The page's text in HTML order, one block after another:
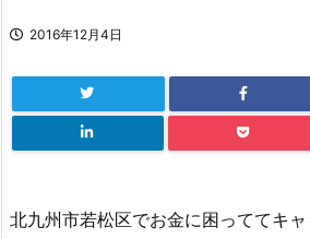
2016年12月4日
北九州市若松区でお金に困っててキ